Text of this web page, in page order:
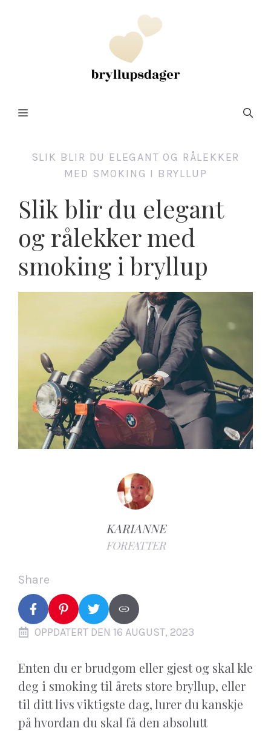
Meny
SLIK BLIR DU ELEGANT OG RÅLEKKER
MED SMOKING I BRYLLUP
Slik blir du elegant
og rålekker med
smoking i bryllup
KARIANNE
FORFATTER
Share
OPPDATERT DEN 16 AUGUST, 2023
Enten du er brudgom eller gjest og skal kle
deg i smoking til årets store bryllup, eller
til ditt livs viktigste dag, lurer du kanskje
på hvordan du skal få den absolutt